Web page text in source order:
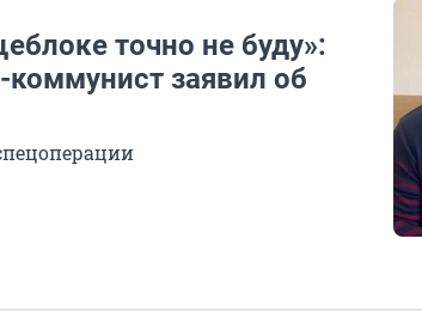
точно не буду»:
коммунист заявил об